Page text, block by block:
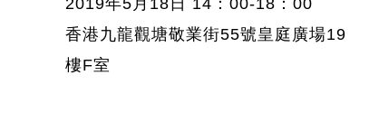
2019年5月18日 14：00-18：00
香港九龍觀塘敬業街55號皇庭廣場19
樓F室